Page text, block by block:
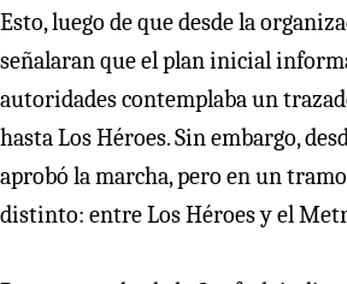
Esto, luego de que desde la
señalaran que el plan inicial
autoridades contemplaba un
hasta Los Héroes. Sin embargo,
aprobó la marcha, pero en un
distinto: entre Los Héroes y el